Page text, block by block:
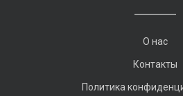
О нас
Контакты
Политика